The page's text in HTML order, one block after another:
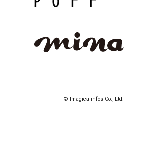
© Imagica infos Co., Ltd.